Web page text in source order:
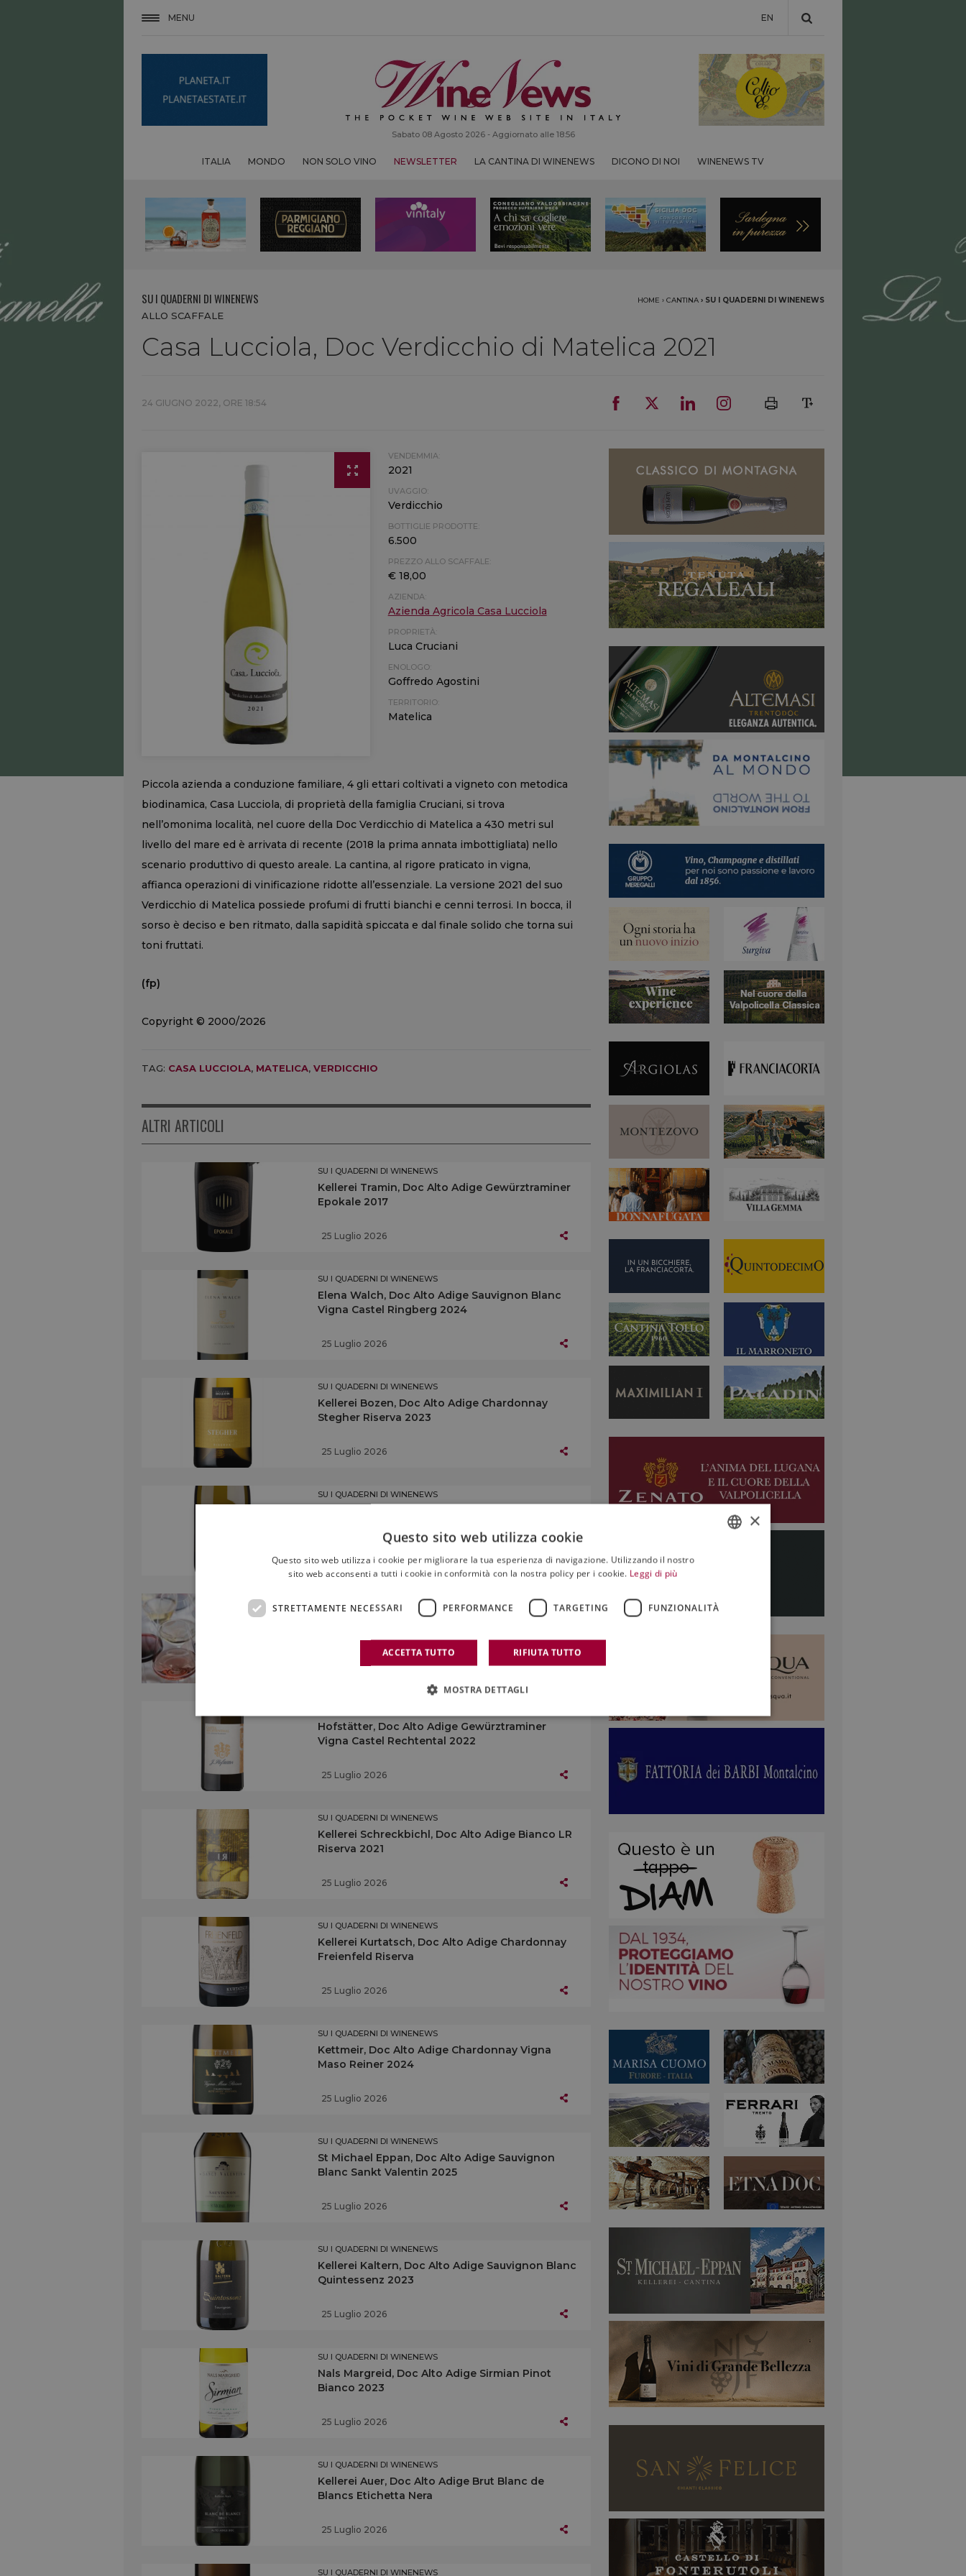
MENU EN
Sabato 08 Agosto 2026 - Aggiornato alle 18:56
ITALIA MONDO NON SOLO VINO NEWSLETTER LA CANTINA DI WINENEWS DICONO DI NOI WINENEWS TV
SU I QUADERNI DI WINENEWS HOME › CANTINA › SU I QUADERNI DI WINENEWS
ALLO SCAFFALE
Casa Lucciola, Doc Verdicchio di Matelica 2021
24 GIUGNO 2022, ORE 18:54
VENDEMMIA:
2021
UVAGGIO:
Verdicchio
BOTTIGLIE PRODOTTE:
6.500
PREZZO ALLO SCAFFALE:
€ 18,00
AZIENDA:
Azienda Agricola Casa Lucciola
PROPRIETÀ:
Luca Cruciani
ENOLOGO:
Goffredo Agostini
TERRITORIO:
Matelica
Piccola azienda a conduzione familiare, 4 gli ettari coltivati a vigneto con metodica
biodinamica, Casa Lucciola, di proprietà della famiglia Cruciani, si trova
nell’omonima località, nel cuore della Doc Verdicchio di Matelica a 430 metri sul
livello del mare ed è arrivata di recente (2018 la prima annata imbottigliata) nello
scenario produttivo di questo areale. La cantina, al rigore praticato in vigna,
affianca operazioni di vinificazione ridotte all’essenziale. La versione 2021 del suo
Verdicchio di Matelica possiede profumi di frutti bianchi e cenni terrosi. In bocca, il
sorso è deciso e ben ritmato, dalla sapidità spiccata e dal finale solido che torna sui
toni fruttati.
(fp)
Copyright © 2000/2026
TAG: CASA LUCCIOLA, MATELICA, VERDICCHIO
ALTRI ARTICOLI
SU I QUADERNI DI WINENEWS
Kellerei Tramin, Doc Alto Adige Gewürztraminer
Epokale 2017
25 Luglio 2026
SU I QUADERNI DI WINENEWS
Elena Walch, Doc Alto Adige Sauvignon Blanc
Vigna Castel Ringberg 2024
25 Luglio 2026
SU I QUADERNI DI WINENEWS
Kellerei Bozen, Doc Alto Adige Chardonnay
Stegher Riserva 2023
25 Luglio 2026
SU I QUADERNI DI WINENEWS
25 Luglio 2026
SU I QUADERNI DI WINENEWS
L’Alto Adige enoico
25 Luglio 2026
Hofstätter, Doc Alto Adige Gewürztraminer
Vigna Castel Rechtental 2022
25 Luglio 2026
SU I QUADERNI DI WINENEWS
Kellerei Schreckbichl, Doc Alto Adige Bianco LR
Riserva 2021
25 Luglio 2026
SU I QUADERNI DI WINENEWS
Kellerei Kurtatsch, Doc Alto Adige Chardonnay
Freienfeld Riserva
25 Luglio 2026
SU I QUADERNI DI WINENEWS
Kettmeir, Doc Alto Adige Chardonnay Vigna
Maso Reiner 2024
25 Luglio 2026
SU I QUADERNI DI WINENEWS
St Michael Eppan, Doc Alto Adige Sauvignon
Blanc Sankt Valentin 2025
25 Luglio 2026
SU I QUADERNI DI WINENEWS
Kellerei Kaltern, Doc Alto Adige Sauvignon Blanc
Quintessenz 2023
25 Luglio 2026
SU I QUADERNI DI WINENEWS
Nals Margreid, Doc Alto Adige Sirmian Pinot
Bianco 2023
25 Luglio 2026
SU I QUADERNI DI WINENEWS
Kellerei Auer, Doc Alto Adige Brut Blanc de
Blancs Etichetta Nera
25 Luglio 2026
SU I QUADERNI DI WINENEWS
×
Questo sito web utilizza cookie
Questo sito web utilizza i cookie per migliorare la tua esperienza di navigazione. Utilizzando il nostro
sito web acconsenti a tutti i cookie in conformità con la nostra policy per i cookie. Leggi di più
STRETTAMENTE NECESSARI PERFORMANCE TARGETING FUNZIONALITÀ
ACCETTA TUTTO RIFIUTA TUTTO
MOSTRA DETTAGLI